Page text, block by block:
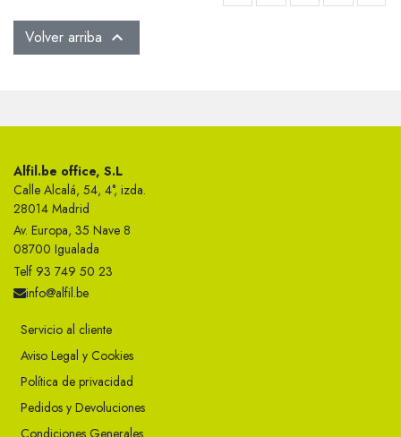
Volver arriba 
Alfil.be office, S.L
Calle Alcalá, 54, 4°, izda.
28014 Madrid
Av. Europa, 35 Nave 8
08700 Igualada
Telf 93 749 50 23
info@alfil.be
Servicio al cliente
Aviso Legal y Cookies
Política de privacidad
Pedidos y Devoluciones
Condiciones Generales